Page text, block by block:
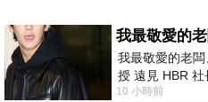
我最敬愛的老
授 遠見 HBR
老闆、遠見．天
10 小時前